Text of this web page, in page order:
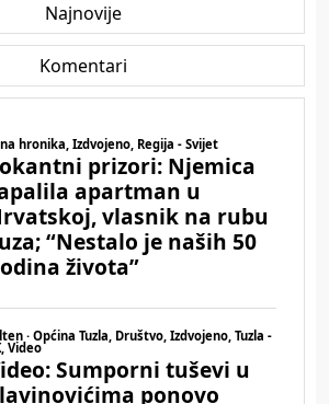
Najnovije
Komentari